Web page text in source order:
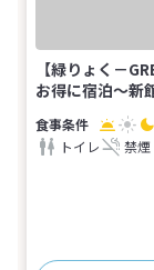
【緑りょく－
お得に宿泊～新
トイレ
禁煙